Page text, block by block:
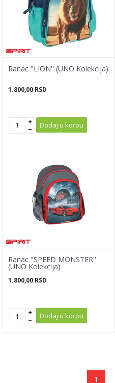
Ranac "LION'' (UNO Kolekcija)
1.800,00 RSD
Dodaj u korpu
Ranac "SPEED MONSTER''
(UNO Kolekcija)
1.800,00 RSD
Dodaj u korpu
1